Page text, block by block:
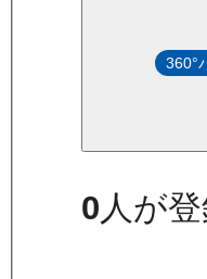
360°
0 人が